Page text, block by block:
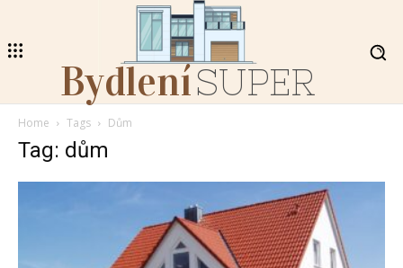
BydleníSUPER
Home Tags Dům
Tag: dům